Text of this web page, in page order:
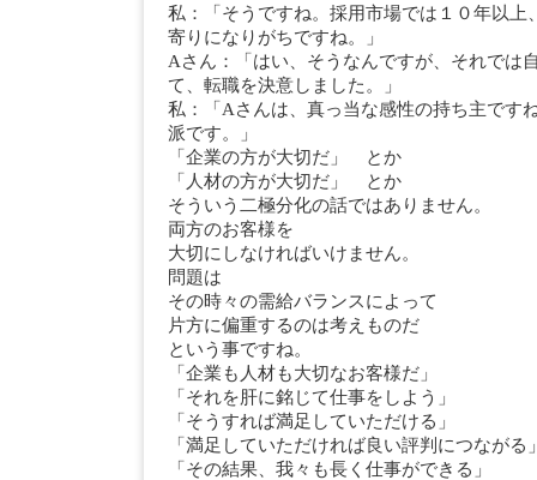
私：「そうですね。採用市場では１０年以上
寄りになりがちですね。」
Aさん：「はい、そうなんですが、それでは
て、転職を決意しました。」
私：「Aさんは、真っ当な感性の持ち主です
派です。」
「企業の方が大切だ」 とか
「人材の方が大切だ」 とか
そういう二極分化の話ではありません。
両方のお客様を
大切にしなければいけません。
問題は
その時々の需給バランスによって
片方に偏重するのは考えものだ
という事ですね。
「企業も人材も大切なお客様だ」
「それを肝に銘じて仕事をしよう」
「そうすれば満足していただける」
「満足していただければ良い評判につながる
「その結果、我々も長く仕事ができる」